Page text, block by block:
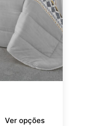
Ver opções